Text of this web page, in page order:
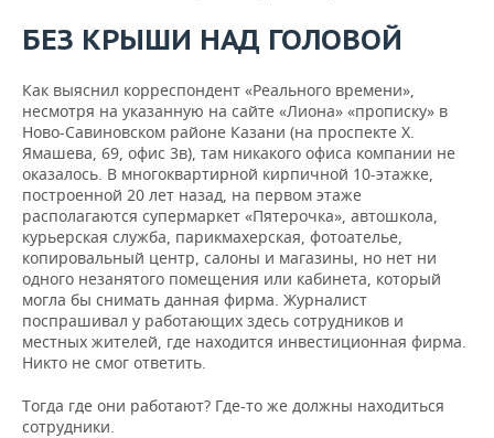
БЕЗ КРЫШИ НАД ГОЛОВОЙ
Как выяснил корреспондент «Реального времени»,
несмотря на указанную на сайте «Лиона» «прописку» в
Ново-Савиновском районе Казани (на проспекте Х.
Ямашева, 69, офис 3в), там никакого офиса компании не
оказалось. В многоквартирной кирпичной 10-этажке,
построенной 20 лет назад, на первом этаже
располагаются супермаркет «Пятерочка», автошкола,
курьерская служба, парикмахерская, фотоателье,
копировальный центр, салоны и магазины, но нет ни
одного незанятого помещения или кабинета, который
могла бы снимать данная фирма. Журналист
поспрашивал у работающих здесь сотрудников и
местных жителей, где находится инвестиционная фирма.
Никто не смог ответить.
Тогда где они работают? Где-то же должны находиться
сотрудники.